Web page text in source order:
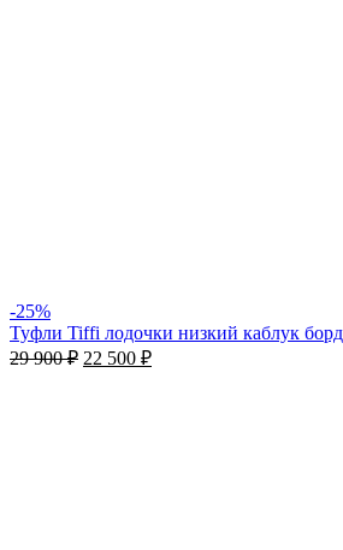
-25%
Туфли Tiffi лодочки низкий каблук
29 900₽ 22 500 ₽